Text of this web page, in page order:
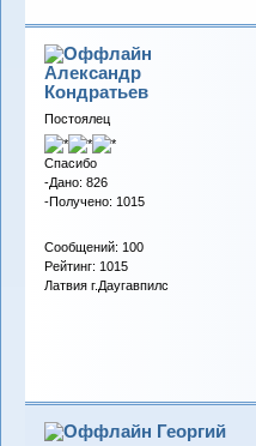
Александр
Кондратьев
Постоялец
Спасибо
-Дано: 826
-Получено: 1015
Сообщений: 100
Рейтинг: 1015
Латвия г.Даугавпилс
Георгий